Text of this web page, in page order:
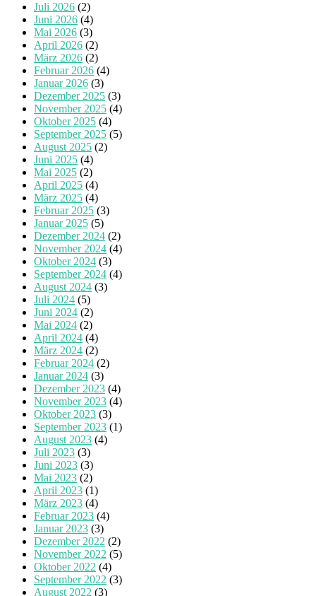
Juli 2026 (2)
Juni 2026 (4)
Mai 2026 (3)
April 2026 (2)
März 2026 (2)
Februar 2026 (4)
Januar 2026 (3)
Dezember 2025 (3)
November 2025 (4)
Oktober 2025 (4)
September 2025 (5)
August 2025 (2)
Juni 2025 (4)
Mai 2025 (2)
April 2025 (4)
März 2025 (4)
Februar 2025 (3)
Januar 2025 (5)
Dezember 2024 (2)
November 2024 (4)
Oktober 2024 (3)
September 2024 (4)
August 2024 (3)
Juli 2024 (5)
Juni 2024 (2)
Mai 2024 (2)
April 2024 (4)
März 2024 (2)
Februar 2024 (2)
Januar 2024 (3)
Dezember 2023 (4)
November 2023 (4)
Oktober 2023 (3)
September 2023 (1)
August 2023 (4)
Juli 2023 (3)
Juni 2023 (3)
Mai 2023 (2)
April 2023 (1)
März 2023 (4)
Februar 2023 (4)
Januar 2023 (3)
Dezember 2022 (2)
November 2022 (5)
Oktober 2022 (4)
September 2022 (3)
August 2022 (3)